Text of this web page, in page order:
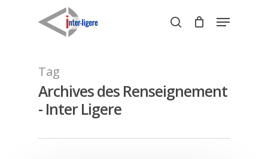
search
Menu
Tag
Archives des Renseignement
- Inter Ligere